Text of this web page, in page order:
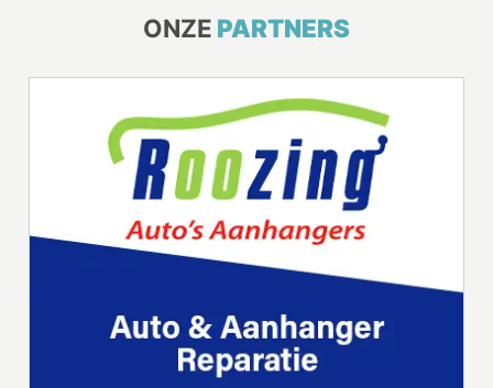
ONZE PARTNERS